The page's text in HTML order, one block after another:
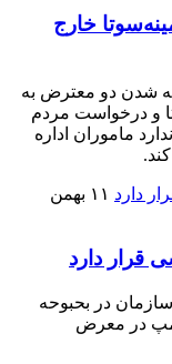
خارج
شدن دو معترض به
و درخواست مردم
ماموران اداره
۱۱ بهمن
قرار دارد
در بحبوحه
در معرض